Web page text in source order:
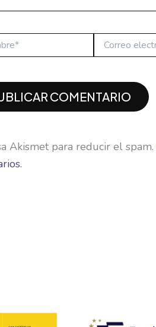
electrónico*
Akismet para reducir el spam.